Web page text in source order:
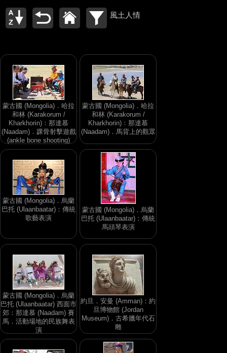
風土人情
蒙古國 (Mongolia)．哈拉
和林 (Karakorum /
Kharkhorin)：那達慕
(Naadam)．踝骨射擊遊戲
(ankle bone shooting)
蒙古國 (Mongolia)．哈拉
和林 (Karakorum /
Kharkhorin)：那達慕
(Naadam)．馬背上的觀眾
蒙古國 (Mongolia)．烏蘭
巴托 (Ulaanbaatar)：傳統
歌藝表演
蒙古國 (Mongolia)．烏蘭
巴托 (Ulaanbaatar)：傳統
馬頭琴表演
蒙古國 (Mongolia)．烏蘭
巴托 (Ulaanbaatar) 西面市
郊：那達慕 (Naadam) 賽
馬．活動場地的民族舞表
演
約旦．安曼 (Amman)：約
旦博物館 (Jordan
Museum)．古希臘年代石
雕